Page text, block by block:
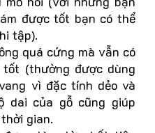
được tốt bạn có thể
tập).
quá cứng mà vẫn có
(thường được dùng
vì đặc tính dẻo và
dai của gỗ cũng giúp
gian.